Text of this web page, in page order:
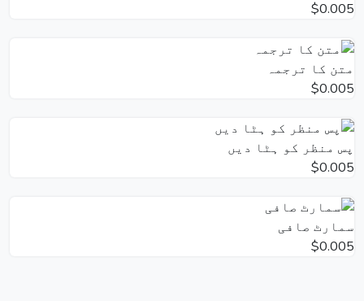
$0.005
متن کا ترجمہ
$0.005
پس منظر کو ہٹا دیں
$0.005
سمارٹ صافی
$0.005